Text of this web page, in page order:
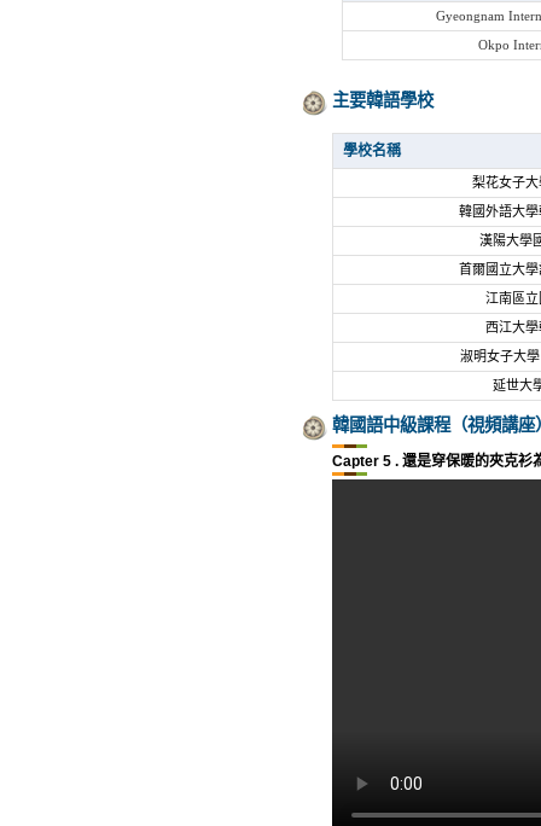
Gyeongnam
Okpo
主要韓語學校
學校名稱
梨花女子
韓國外語大
漢陽大學
首爾國立大
江南區
西江大
淑明女子大
延世大
韓國語中級課程（視頻講座
Capter 5 . 還是穿保暖的夾克衫